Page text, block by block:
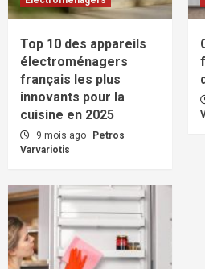
Top 10 des appareils
électroménagers
français les plus
innovants pour la
cuisine en 2025
9 mois ago
Petros
Varvariotis